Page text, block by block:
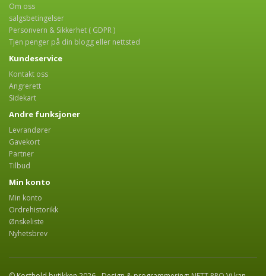
Om oss
salgsbetingelser
Personvern & Sikkerhet ( GDPR )
Tjen penger på din blogg eller nettsted
Kundeservice
Kontakt oss
Angrerett
Sidekart
Andre funksjoner
Levrandører
Gavekort
Partner
Tilbud
Min konto
Min konto
Ordrehistorikk
Ønskeliste
Nyhetsbrev